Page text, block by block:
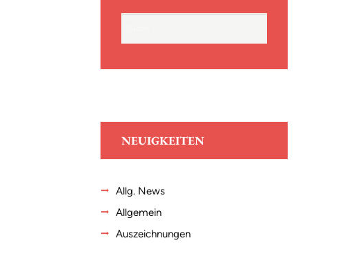
NEUIGKEITEN
Allg. News
Allgemein
Auszeichnungen